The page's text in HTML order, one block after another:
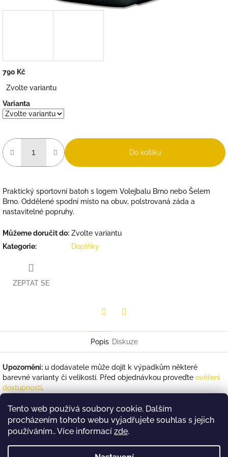
Tento web používá soubory cookie. Dalším
procházením tohoto webu vyjadřujete souhlas s jejich
používáním.. Více informací zde.
790 Kč
cena:
Zvolte variantu
Varianta
Do košíku
Praktický sportovní batoh s logem Volejbalu Brno nebo Šelem
Brno. Oddělené spodní místo na obuv, polstrovaná záda a
nastavitelné popruhy.
Můžeme doručit do: Zvolte variantu
Kategorie: Doplňky
ZEPTAT SE
Popis Diskuze
Upozornění: u dodavatele může dojít k výpadkům některé
barevné varianty či velikosti. Před objednávkou proveďte ověření
dostupnosti.
Rozměry:32 x 32 x 47 cm
Kapacita:44,2 l.